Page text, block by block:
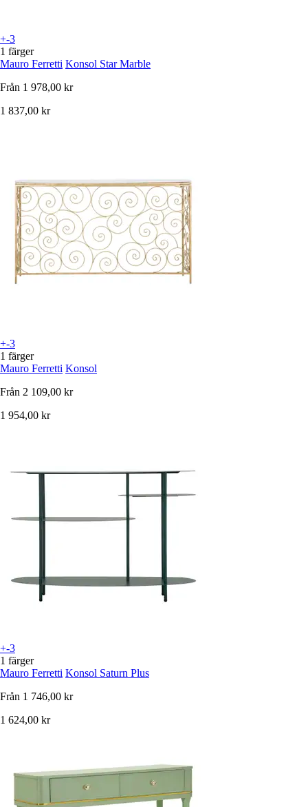
+-3
1 färger
Mauro Ferretti Konsol Star Marble
Från 1 978,00 kr
1 837,00 kr
+-3
1 färger
Mauro Ferretti Konsol
Från 2 109,00 kr
1 954,00 kr
+-3
1 färger
Mauro Ferretti Konsol Saturn Plus
Från 1 746,00 kr
1 624,00 kr